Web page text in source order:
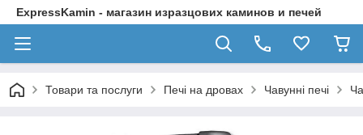
ExpressKamin - магазин изразцових каминов и печей
Товари та послуги Печі на дровах Чавунні печі